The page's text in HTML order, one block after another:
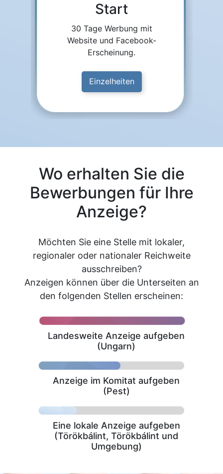
Start
30 Tage Werbung mit
Website und Facebook-
Erscheinung.
Einzelheiten
Wo erhalten Sie die
Bewerbungen für Ihre
Anzeige?
Möchten Sie eine Stelle mit lokaler,
regionaler oder nationaler Reichweite
ausschreiben?
Anzeigen können über die Unterseiten an
den folgenden Stellen erscheinen:
Landesweite Anzeige aufgeben
(Ungarn)
Anzeige im Komitat aufgeben
(Pest)
Eine lokale Anzeige aufgeben
(Törökbálint, Törökbálint und
Umgebung)